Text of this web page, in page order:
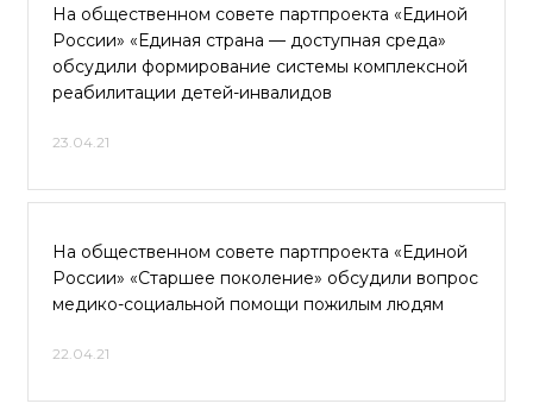
На общественном совете партпроекта «Единой
России» «Единая страна — доступная среда»
обсудили формирование системы комплексной
реабилитации детей-инвалидов
23.04.21
На общественном совете партпроекта «Единой
России» «Старшее поколение» обсудили вопрос
медико-социальной помощи пожилым людям
22.04.21